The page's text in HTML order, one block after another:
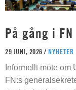
På gång i FN
29 JUNI, 2026 / NYHETER
Informellt möte
FN:s